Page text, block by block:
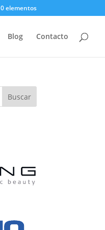
0 elementos
Blog Contacto
Buscar